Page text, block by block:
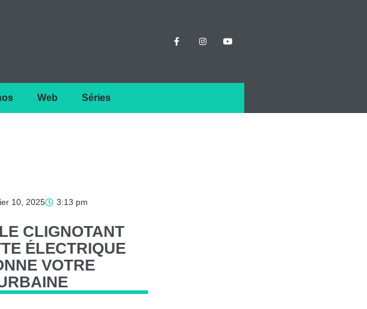
Web Séries
10, 2025 3:13 pm
LE CLIGNOTANT
ÉLECTRIQUE
VOTRE